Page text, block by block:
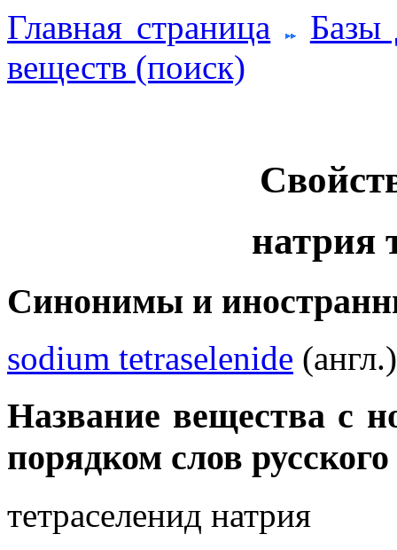
Главная страница
Базы
веществ (поиск)
натрия
Синонимы и
sodium tetraselenide (англ.)
Название вещества с
порядком слов
тетраселенид натрия